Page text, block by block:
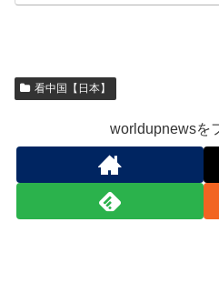
看中国【日本】
worldupnewsを